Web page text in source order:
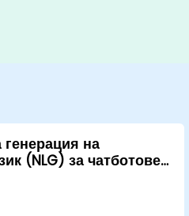
на
(NLG) за чатботове